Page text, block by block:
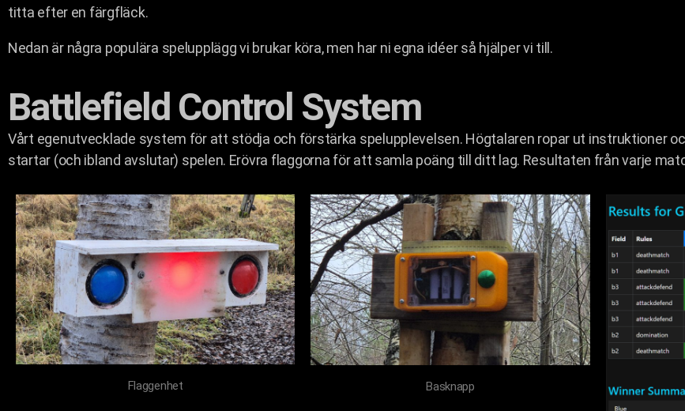
titta efter en färgfläck.
Nedan är några populära spelupplägg vi brukar köra, men har ni egna idéer så hjälper vi till.
Battlefield Control System
Vårt egenutvecklade system för att stödja och förstärka spelupplevelsen. Högtalaren ropar ut instruktioner
startar (och ibland avslutar) spelen. Erövra flaggorna för att samla poäng till ditt lag. Resultaten från varje
Flaggenhet Basknapp